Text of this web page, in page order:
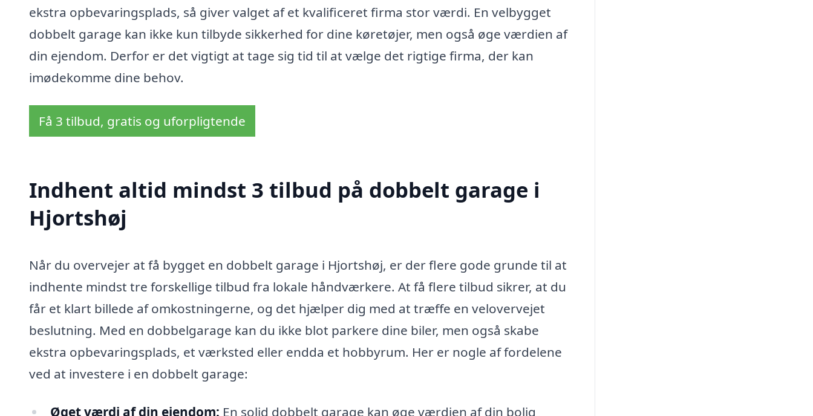
ekstra opbevaringsplads, så giver valget af et kvalificeret firma stor værdi. En velbygget
dobbelt garage kan ikke kun tilbyde sikkerhed for dine køretøjer, men også øge værdien af
din ejendom. Derfor er det vigtigt at tage sig tid til at vælge det rigtige firma, der kan
imødekomme dine behov.
Få 3 tilbud, gratis og uforpligtende
Indhent altid mindst 3 tilbud på dobbelt garage i
Hjortshøj
Når du overvejer at få bygget en dobbelt garage i Hjortshøj, er der flere gode grunde til at
indhente mindst tre forskellige tilbud fra lokale håndværkere. At få flere tilbud sikrer, at du
får et klart billede af omkostningerne, og det hjælper dig med at træffe en velovervejet
beslutning. Med en dobbelgarage kan du ikke blot parkere dine biler, men også skabe
ekstra opbevaringsplads, et værksted eller endda et hobbyrum. Her er nogle af fordelene
ved at investere i en dobbelt garage:
Øget værdi af din ejendom: En solid dobbelt garage kan øge værdien af din bolig